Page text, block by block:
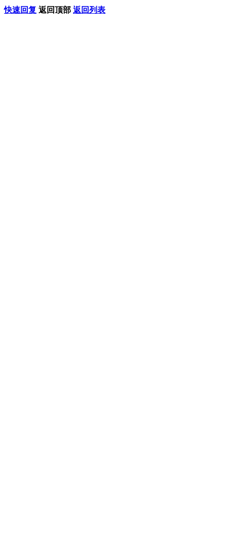
快速回复 返回顶部 返回列表